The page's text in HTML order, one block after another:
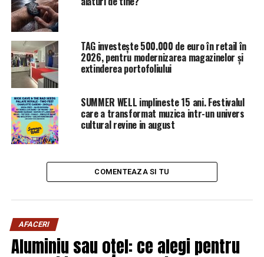
Totul pentru turism | Sibiul de AZI
TAG investește 500.000 de euro în retail în
2026, pentru modernizarea magazinelor și
extinderea portofoliului
SUMMER WELL implineste 15 ani. Festivalul
care a transformat muzica intr-un univers
cultural revine in august
COMENTEAZA SI TU
AFACERI
Aluminiu sau oțel: ce alegi pentru